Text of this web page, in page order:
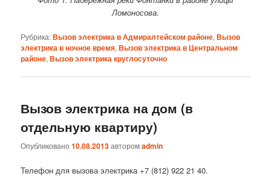
Ломоносова.
Рубрика:Вызов электрика в Адмиралтейском районе,Вызов
электрика в ночное время,Вызов электрика в Центральном
районе,Вызов электрика круглосуточно
Вызов электрика на дом (в
отдельную квартиру)
Опубликовано10.08.2013авторомadmin
Телефон для вызова электрика +7 (812) 922 21 40.